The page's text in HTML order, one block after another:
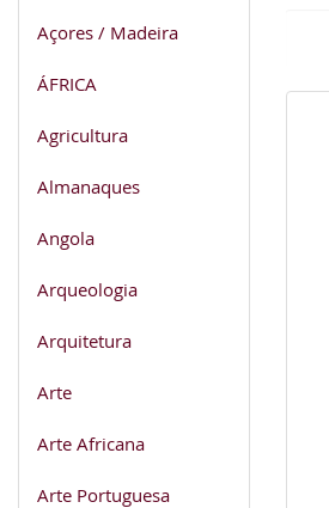
Açores / Madeira
ÁFRICA
Agricultura
Almanaques
Angola
Arqueologia
Arquitetura
Arte
Arte Africana
Arte Portuguesa